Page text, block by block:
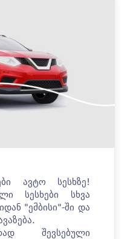
ავტო სესხზე!
სესხები სხვა
"ემბისი"-ში და
შევსებული